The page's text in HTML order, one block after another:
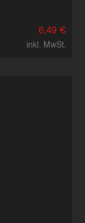
6,49 €
inkl. MwSt.